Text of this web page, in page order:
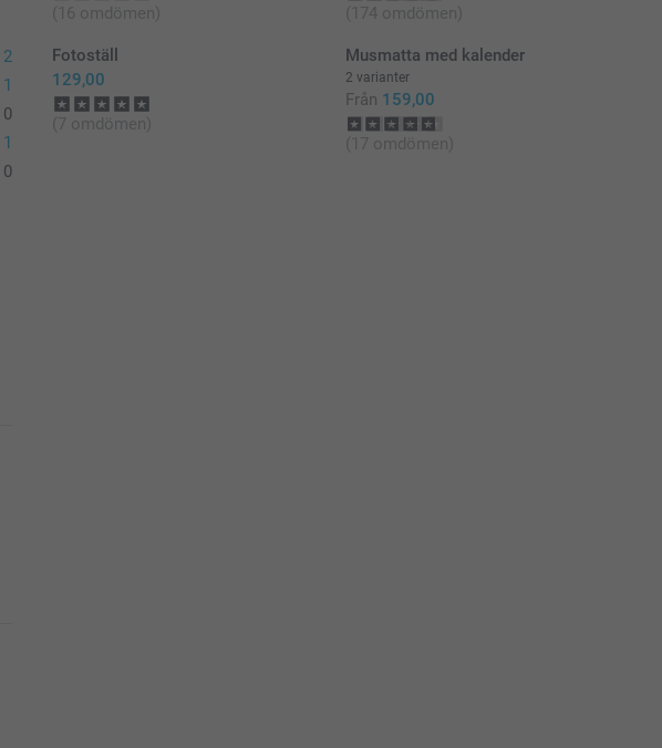
2
1
0
1
0
(16 omdömen) (174 omdömen)
Fotoställ
129,00
(7 omdömen)
Musmatta med kalender
2 varianter
Från 159,00
(17 omdömen)